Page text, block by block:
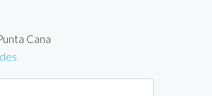
Cana